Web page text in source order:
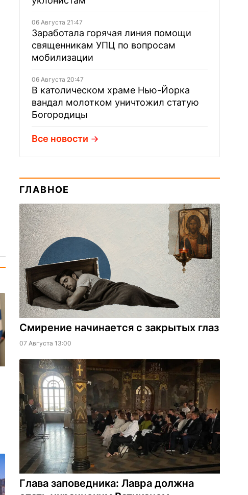
06 Августа 21:47
Заработала горячая линия помощи
священникам УПЦ по вопросам
мобилизации
06 Августа 20:47
В католическом храме Нью-Йорка
вандал молотком уничтожил статую
Богородицы
Все новости
ГЛАВНОЕ
Смирение начинается с закрытых глаз
07 Августа 13:00
Глава заповедника: Лавра должна